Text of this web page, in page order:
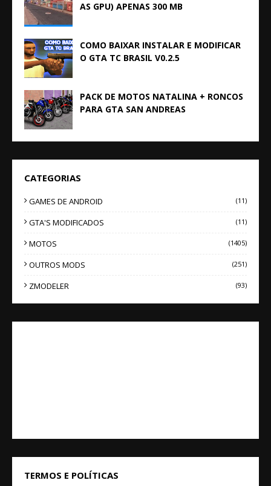
AS GPU) APENAS 300 MB
COMO BAIXAR INSTALAR E MODIFICAR
O GTA TC BRASIL V0.2.5
PACK DE MOTOS NATALINA + RONCOS
PARA GTA SAN ANDREAS
CATEGORIAS
GAMES DE ANDROID (11)
GTA'S MODIFICADOS (11)
MOTOS (1405)
OUTROS MODS (251)
ZMODELER (93)
TERMOS E POLÍTICAS